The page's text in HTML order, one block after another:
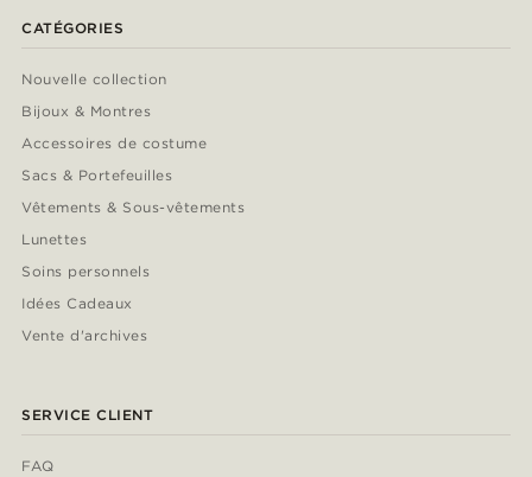
CATÉGORIES
Nouvelle collection
Bijoux & Montres
Accessoires de costume
Sacs & Portefeuilles
Vêtements & Sous-vêtements
Lunettes
Soins personnels
Idées Cadeaux
Vente d'archives
SERVICE CLIENT
FAQ